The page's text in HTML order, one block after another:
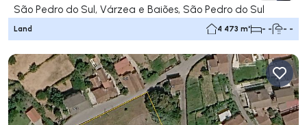
São Pedro do Sul, Várzea e Baiões, São Pedro do Sul
Land 4 473 m² - - - -